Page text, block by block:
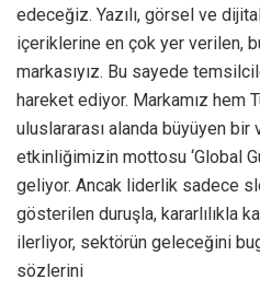
edeceğiz. Yazılı, görsel ve
içeriklerine en çok yer verilen,
markasıyız. Bu sayede
hareket ediyor. Markamız hem
uluslararası alanda büyüyen bir
etkinliğimizin mottosu ‘Global
geliyor. Ancak liderlik sadece
gösterilen duruşla, kararlılıkla
ilerliyor, sektörün geleceğini
sözlerini